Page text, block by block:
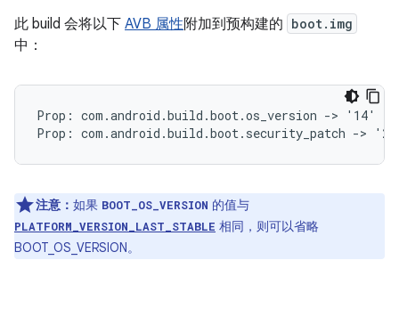
此 build 会将以下 AVB 属性附加到预构建的 boot.img
中：
Prop: com.android.build.boot.os_version -> '14'
注意： 如果 BOOT_OS_VERSION 的值与
PLATFORM_VERSION_LAST_STABLE 相同，则可以省略
BOOT_OS_VERSION。